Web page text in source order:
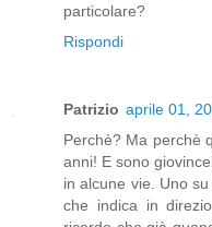
particolare?
Rispondi
Patrizio aprile 01,
Perchè? Ma perchè
anni! E sono
in alcune vie. Uno
che indica in